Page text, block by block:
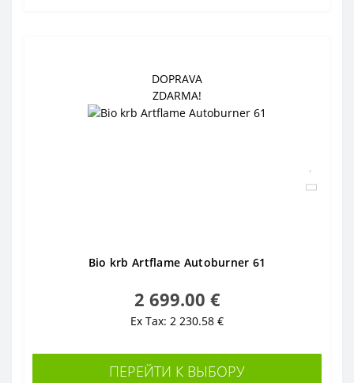
DOPRAVA
ZDARMA!
Bio krb Artflame Autoburner 61
2 699.00 €
Ex Tax: 2 230.58 €
ПЕРЕЙТИ К ВЫБОРУ